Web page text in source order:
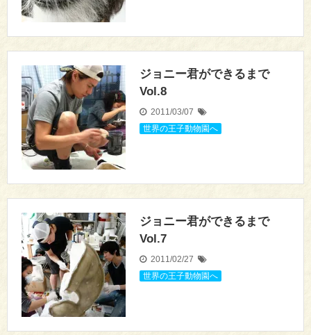
ジョニー君ができるまで
Vol.8
2011/03/07
世界の王子動物園へ
ジョニー君ができるまで
Vol.7
2011/02/27
世界の王子動物園へ